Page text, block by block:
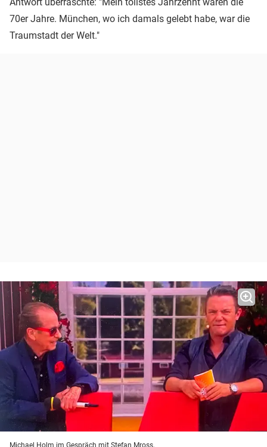
70er Jahre. München, wo ich damals gelebt habe, war die
Traumstadt der Welt."